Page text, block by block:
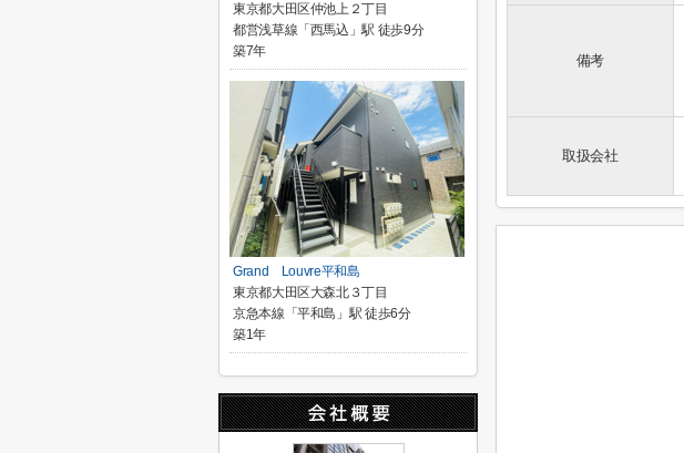
備考
取扱会社
東京都大田区仲池上２丁目
都営浅草線「西馬込」駅 徒歩9分
築7年
Grand Louvre平和島
東京都大田区大森北３丁目
京急本線「平和島」駅 徒歩6分
築1年